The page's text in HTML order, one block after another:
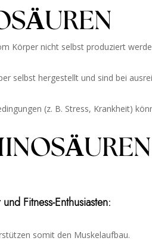
Körper nicht selbst produziert
selbst hergestellt und sind bei
(z. B. Stress, Krankheit)
Fitness-Enthusiasten:
somit den Muskelaufbau.